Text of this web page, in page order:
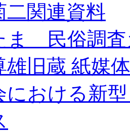
二関連資料
ま 民俗調査
雄旧蔵 紙媒
における新